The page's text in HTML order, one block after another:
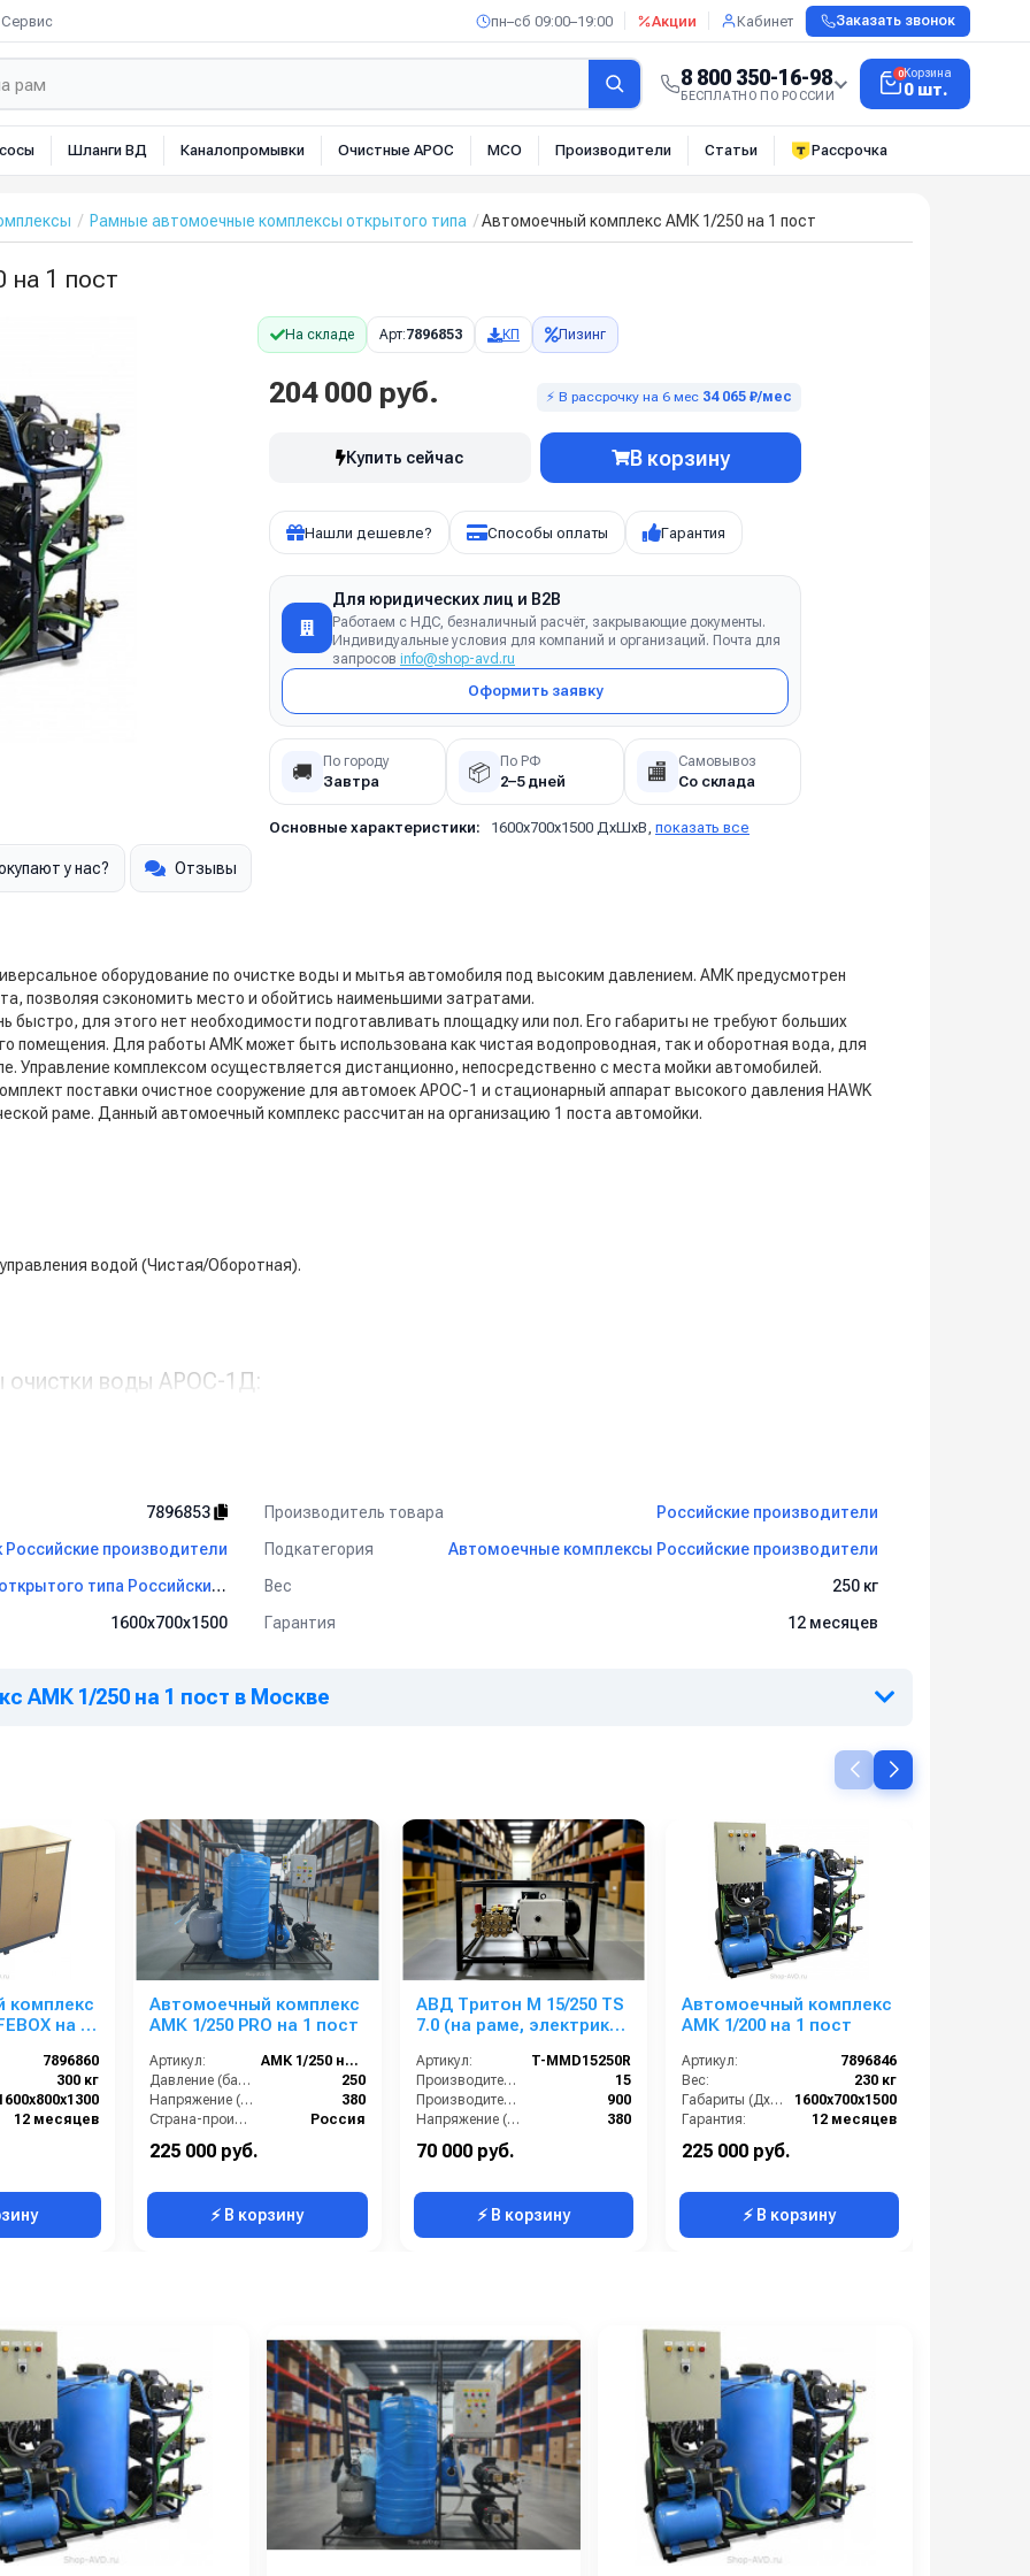
Сервис пн–сб 09:00–19:00 Акции Кабинет Заказать звонок
8 800 350-16-98
БЕСПЛАТНО ПО РОССИИ
0Корзина
0 шт.
Шланги ВД Каналопромывки Очистные АРОС МСО Производители Статьи Рассрочка
Рамные автомоечные комплексы открытого типа Автомоечный комплекс АМК 1/250 на 1 пост
1 пост
На складе Арт:7896853 КП Лизинг
204 000 руб. ⚡ В рассрочку на 6 мес 34 065 ₽/мес
Купить сейчас В корзину
Нашли дешевле? Способы оплаты Гарантия
Для юридических лиц и B2B
Работаем с НДС, безналичный расчёт, закрывающие документы.
Индивидуальные условия для компаний и организаций. Почта для
запросов info@shop-avd.ru
Оформить заявку
🚚 По городу
Завтра 📦 По РФ
2–5 дней 🏬 Самовывоз
Со склада
Основные характеристики: 1600х700х1500 ДхШхВ, показать все
у нас? Отзывы
оборудование по очистке воды и мытья автомобиля под высоким давлением. АМК предусмотрен
позволяя сэкономить место и обойтись наименьшими затратами.
быстро, для этого нет необходимости подготавливать площадку или пол. Его габариты не требуют больших
помещения. Для работы АМК может быть использована как чистая водопроводная, так и оборотная вода, для
Управление комплексом осуществляется дистанционно, непосредственно с места мойки автомобилей.
поставки очистное сооружение для автомоек АРОС-1 и стационарный аппарат высокого давления HAWK
раме. Данный автомоечный комплекс рассчитан на организацию 1 поста автомойки.
водой (Чистая/Оборотная).
очистки воды АРОС-1Д:
высокого давления TOR (Китай):
7896853 Производитель товара
Российские производители
производители Подкатегория
Автомоечные комплексы Российские производители
Рамные автомоечные комплексы открытого типа Российские производители Вес
250 кг
1600х700х1500 Гарантия 12 месяцев
АМК 1/250 на 1 пост в Москве
комплекс
на 1
7896860
300 кг
12 месяцев
Автомоечный комплекс
АМК 1/250 PRO на 1 пост
Артикул:
АМК 1/250 на 1 пост
Давление (бар):
250
Напряжение (В):
380
Страна-производитель:
Россия
Мощность (кВт):
225 000 руб.
⚡ В корзину
АВД Тритон M 15/250 TS
7.0 (на раме, электрика
Артикул:
T-MMD15250R
Производительность (л/мин):
15
Производительность (л/ч):
900
Напряжение (В):
380
Страна-производитель:
Рабочее давление (бар):
70 000 руб.
⚡ В корзину
Автомоечный комплекс
АМК 1/200 на 1 пост
Артикул:
7896846
Вес:
230 кг
Габариты (ДхШхВ):
1600х700х1500
Гарантия:
12 месяцев
225 000 руб.
⚡ В корзину